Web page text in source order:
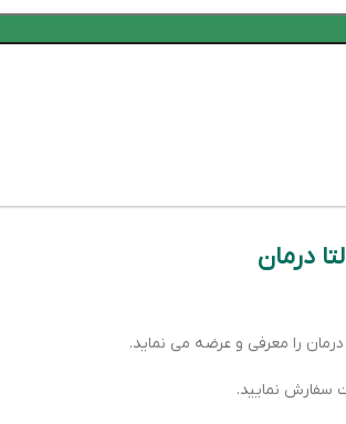
درمان
را معرفی و عرضه می نماید.
سفارش نمایید.